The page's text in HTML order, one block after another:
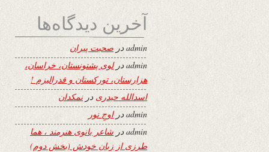
آخرین دیدگاه‌ها
adminدر صحبت پیران
admin درلوی پشتونستان، خراسان،
هزارستان، تورکستان و فدرالیزم !
اسدالله حیدری درنمکدان
adminدراوجِ نور
adminدر شاعر بانوی هنرمند ، هما
طرزی از زبان خودش (بخش دوم)